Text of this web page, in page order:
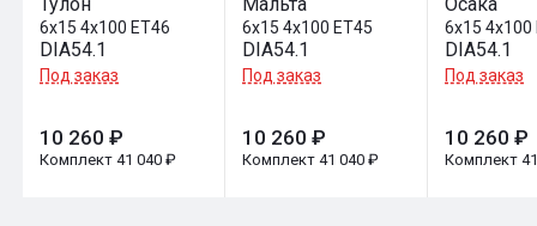
Тулон
6x15 4x100 ET46
DIA54.1
Под заказ
10 260 ₽
Комплект 41 040 ₽
Мальта
6x15 4x100 ET45
DIA54.1
Под заказ
10 260 ₽
Комплект 41 040 ₽
Осака
6x15 4x100
DIA54.1
Под заказ
10 260 ₽
Комплект